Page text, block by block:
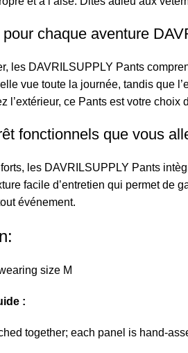
chaque aventure
les DAVRILSUPPLY Pants
vue toute la journée, tandis que
l’extérieur, ce Pants est votre
fonctionnels que vous
les DAVRILSUPPLY Pants
facile d’entretien qui permet de
événement.
size M
:
together; each panel is hand-